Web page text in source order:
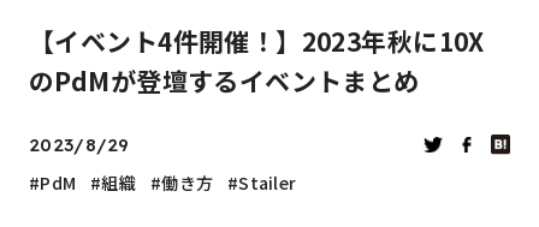
【イベント4件開催！】2023年秋に10X
のPdMが登壇するイベントまとめ
2023/8/29
PdM 組織 働き方 Stailer